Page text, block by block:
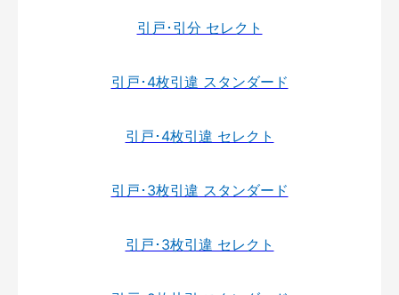
引戸･引分 セレクト
引戸･4枚引違 スタンダード
引戸･4枚引違 セレクト
引戸･3枚引違 スタンダード
引戸･3枚引違 セレクト